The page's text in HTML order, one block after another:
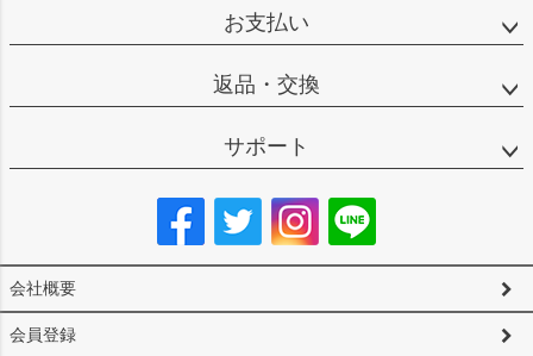
お支払い
返品・交換
サポート
会社概要
会員登録